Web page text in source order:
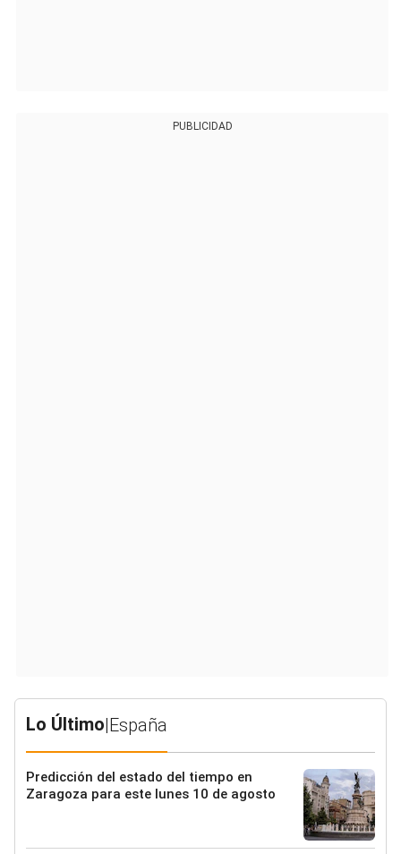
PUBLICIDAD
Lo Último|España
Predicción del estado del tiempo en
Zaragoza para este lunes 10 de agosto